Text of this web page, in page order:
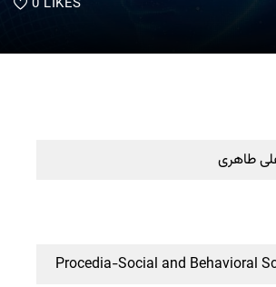
طاهری
Procedia-Social and Behavioral